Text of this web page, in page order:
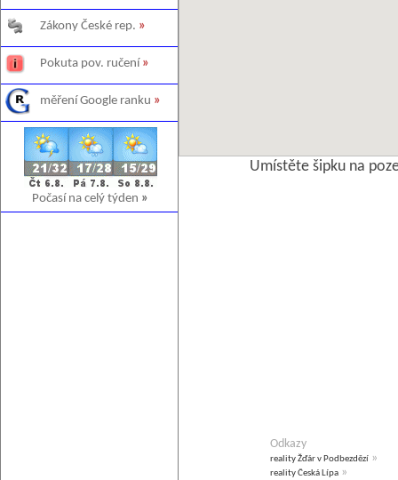
Zákony České rep. »
Pokuta pov. ručení »
měření Google ranku »
Počasí na celý týden »
Umístěte šipku na
Odkazy
reality Žďár v Podbezdězí »
reality Česká Lípa »